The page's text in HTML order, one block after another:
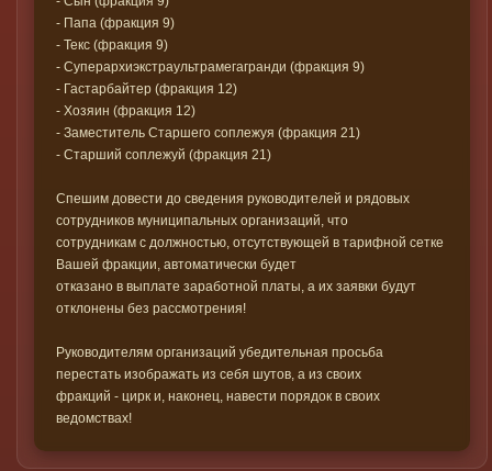
- Папа (фракция 9)
- Текс (фракция 9)
- Суперархиэкстраультрамегагранди (фракция 9)
- Гастарбайтер (фракция 12)
- Хозяин (фракция 12)
- Заместитель Старшего соплежуя (фракция 21)
- Старший соплежуй (фракция 21)
Спешим довести до сведения руководителей и рядовых
сотрудников муниципальных организаций, что
сотрудникам с должностью, отсутствующей в тарифной сетке
Вашей фракции, автоматически будет
отказано в выплате заработной платы, а их заявки будут
отклонены без рассмотрения!
Руководителям организаций убедительная просьба
перестать изображать из себя шутов, а из своих
фракций - цирк и, наконец, навести порядок в своих
ведомствах!